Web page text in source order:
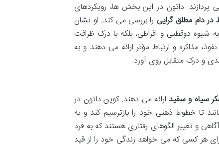
پردازند. داتون در این بخش ها، رویکردهای
در دام مطلق گرایی را بررسی می کند. او نشان
شیوه دوقطبی و افراطی، بلکه با درک ظرافت
مذاکره و ارتباط مؤثر ارائه می دهند و به
و درک متقابل روی آورد.
سیاه و سفیدارائه می دهند. کوین داتون در
تا خطوط ذهنی خود را بازترسیم کند و به
و تغییر الگوهای رفتاری هستند که به فرد
هر کسی که می خواهد زندگی خود را از قید